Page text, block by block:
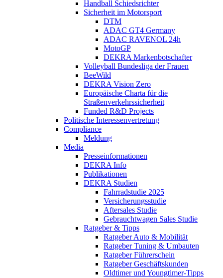
Handball Schiedsrichter
Sicherheit im Motorsport
DTM
ADAC GT4 Germany
ADAC RAVENOL 24h
MotoGP
DEKRA Markenbotschafter
Volleyball Bundesliga der Frauen
BeeWild
DEKRA Vision Zero
Europäische Charta für die
Straßenverkehrssicherheit
Funded R&D Projects
Politische Interessenvertretung
Compliance
Meldung
Media
Presseinformationen
DEKRA Info
Publikationen
DEKRA Studien
Fahrradstudie 2025
Versicherungsstudie
Aftersales Studie
Gebrauchtwagen Sales Studie
Ratgeber & Tipps
Ratgeber Auto & Mobilität
Ratgeber Tuning & Umbauten
Ratgeber Führerschein
Ratgeber Geschäftskunden
Oldtimer und Youngtimer-Tipps